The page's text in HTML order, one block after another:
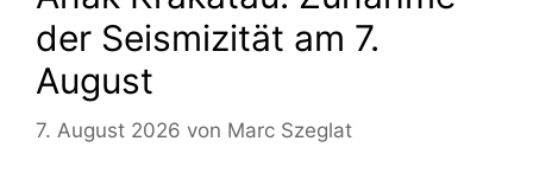
der Seismizität am 7.
August
7. August 2026 von Marc Szeglat